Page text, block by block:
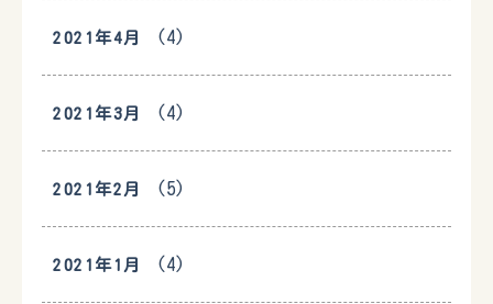
2021年4月 (4)
2021年3月 (4)
2021年2月 (5)
2021年1月 (4)